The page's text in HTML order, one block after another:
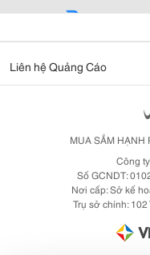
Liên hệ Quảng Cáo
MUA SẮM HẠNH
Công
Số GCNDT:
Nơi cấp: Sở kế
Trụ sở chính: 102